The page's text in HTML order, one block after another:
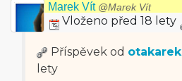
Marek Vít @Marek Vít
Vloženo před 18 lety
Příspěvek od otakarek
lety